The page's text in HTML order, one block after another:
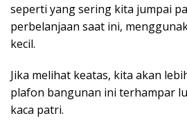
seperti yang sering kita jumpai
perbelanjaan saat ini,
kecil.
Jika melihat keatas, kita akan
plafon bangunan ini terhampar
kaca patri.